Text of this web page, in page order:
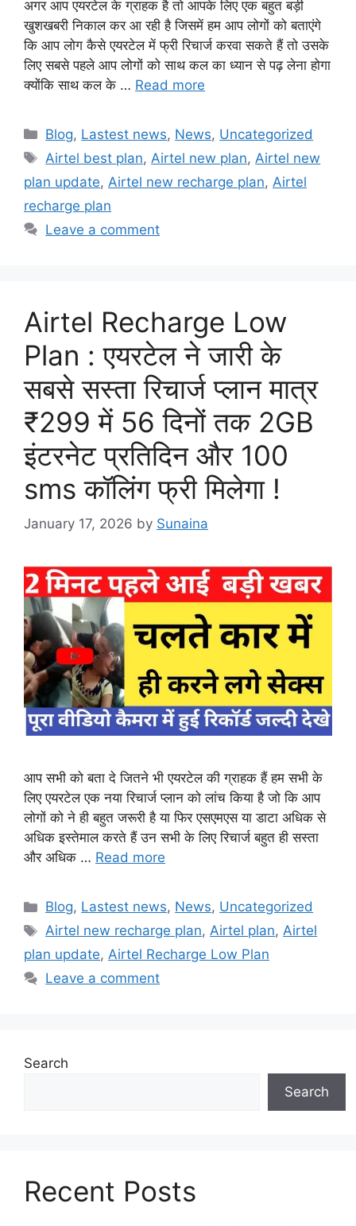
अगर आप एयरटेल के ग्राहक है तो आपके लिए एक बहुत बड़ी
खुशखबरी निकाल कर आ रही है जिसमें हम आप लोगों को बताएंगे
कि आप लोग कैसे एयरटेल में फ्री रिचार्ज करवा सकते हैं तो उसके
लिए सबसे पहले आप लोगों को साथ कल का ध्यान से पढ़ लेना होगा
क्योंकि साथ कल के … Read more
Categories
Blog, Lastest news, News, Uncategorized
Tags
Airtel best plan, Airtel new plan, Airtel new
plan update, Airtel new recharge plan, Airtel
recharge plan
Leave a comment
Airtel Recharge Low
Plan : एयरटेल ने जारी के
सबसे सस्ता रिचार्ज प्लान मात्र
₹299 में 56 दिनों तक 2GB
इंटरनेट प्रतिदिन और 100
sms कॉलिंग फ्री मिलेगा !
January 17, 2026 by Sunaina
आप सभी को बता दे जितने भी एयरटेल की ग्राहक हैं हम सभी के
लिए एयरटेल एक नया रिचार्ज प्लान को लांच किया है जो कि आप
लोगों को ने ही बहुत जरूरी है या फिर एसएमएस या डाटा अधिक से
अधिक इस्तेमाल करते हैं उन सभी के लिए रिचार्ज बहुत ही सस्ता
और अधिक … Read more
Categories
Blog, Lastest news, News, Uncategorized
Tags
Airtel new recharge plan,Airtel plan,Airtel
plan update, Airtel Recharge Low Plan
Leave a comment
Search
Search
Recent Posts